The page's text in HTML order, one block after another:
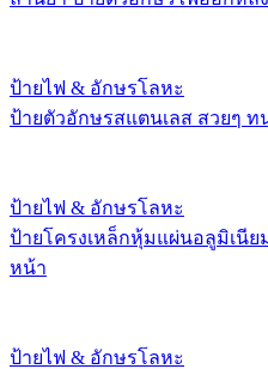
ป้ายไฟ & อักษรโลหะ
ป้ายตัวอักษรสแตนเลส สวยๆ ท
ป้ายไฟ & อักษรโลหะ
ป้ายโครงเหล็กหุ้มแผ่นอลูมิเนี
หน้า
ป้ายไฟ & อักษรโลหะ